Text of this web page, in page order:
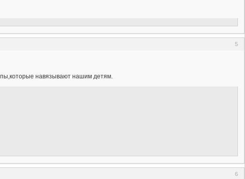
5
навязывают нашим детям.
6